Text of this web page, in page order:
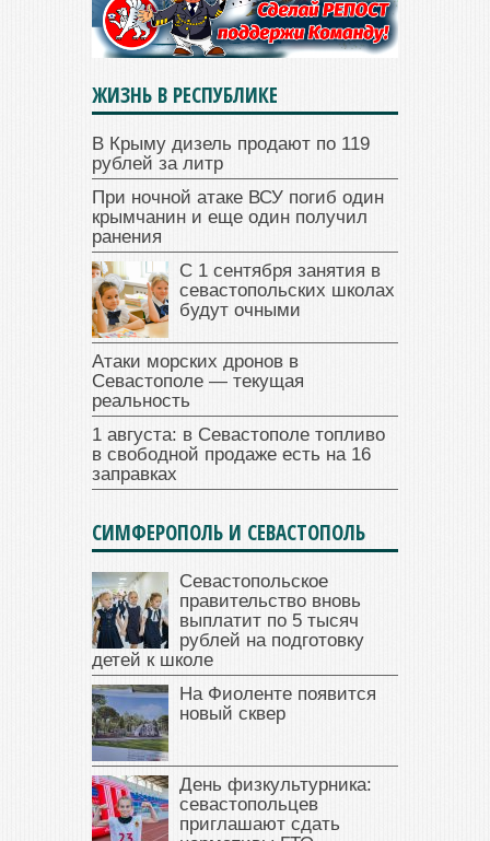
ЖИЗНЬ В РЕСПУБЛИКЕ
В Крыму дизель продают по 119
рублей за литр
При ночной атаке ВСУ погиб один
крымчанин и еще один получил
ранения
С 1 сентября занятия в
севастопольских школах
будут очными
Атаки морских дронов в
Севастополе — текущая
реальность
1 августа: в Севастополе топливо
в свободной продаже есть на 16
заправках
СИМФЕРОПОЛЬ И СЕВАСТОПОЛЬ
Севастопольское
правительство вновь
выплатит по 5 тысяч
рублей на подготовку
детей к школе
На Фиоленте появится
новый сквер
День физкультурника:
севастопольцев
приглашают сдать